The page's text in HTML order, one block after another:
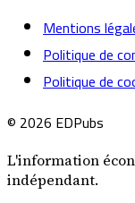
Mentions
Politique de
Politique de
© 2026 EDPubs
L'information
indépendant.